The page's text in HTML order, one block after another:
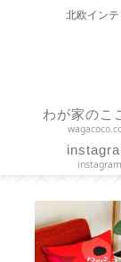
北欧イン
わが家のこ
instagram